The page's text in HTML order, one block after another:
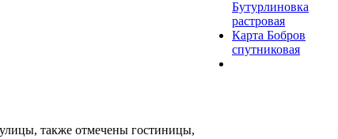
также отмечены гостиницы,
Бутурлиновка
растровая
Карта Бобров
спутниковая